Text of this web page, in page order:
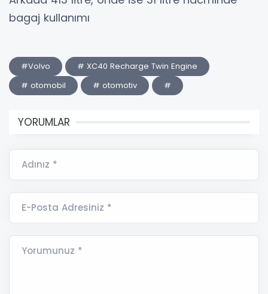
bagaj kullanımı
#Volvo
# XC40 Recharge Twin Engine
# otomobil
# otomotiv #
YORUMLAR
Adınız *
E-Posta Adresiniz *
Yorumunuz *